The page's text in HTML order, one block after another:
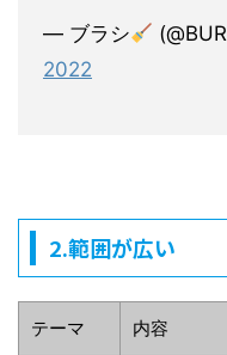
— ブラシ
2022
2.範囲が広い
テーマ 内容